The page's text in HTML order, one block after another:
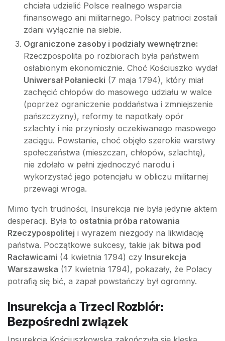
chciała udzielić Polsce realnego wsparcia
finansowego ani militarnego. Polscy patrioci zostali
zdani wyłącznie na siebie.
Ograniczone zasoby i podziały wewnętrzne:
Rzeczpospolita po rozbiorach była państwem
osłabionym ekonomicznie. Choć Kościuszko wydał
Uniwersał Połaniecki (7 maja 1794), który miał
zachęcić chłopów do masowego udziału w walce
(poprzez ograniczenie poddaństwa i zmniejszenie
pańszczyzny), reformy te napotkały opór
szlachty i nie przyniosły oczekiwanego masowego
zaciągu. Powstanie, choć objęło szerokie warstwy
społeczeństwa (mieszczan, chłopów, szlachtę),
nie zdołało w pełni zjednoczyć narodu i
wykorzystać jego potencjału w obliczu militarnej
przewagi wroga.
Mimo tych trudności, Insurekcja nie była jedynie aktem
desperacji. Była to ostatnia próba ratowania
Rzeczypospolitej i wyrazem niezgody na likwidację
państwa. Początkowe sukcesy, takie jak bitwa pod
Racławicami (4 kwietnia 1794) czy Insurekcja
Warszawska (17 kwietnia 1794), pokazały, że Polacy
potrafią się bić, a zapał powstańczy był ogromny.
Insurekcja a Trzeci Rozbiór:
Bezpośredni związek